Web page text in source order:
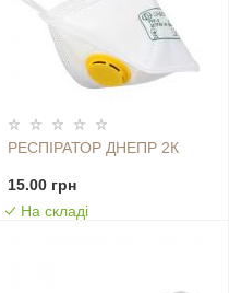
РЕСПІРАТОР ДНЕПР 2К
15.00 грн
На складі